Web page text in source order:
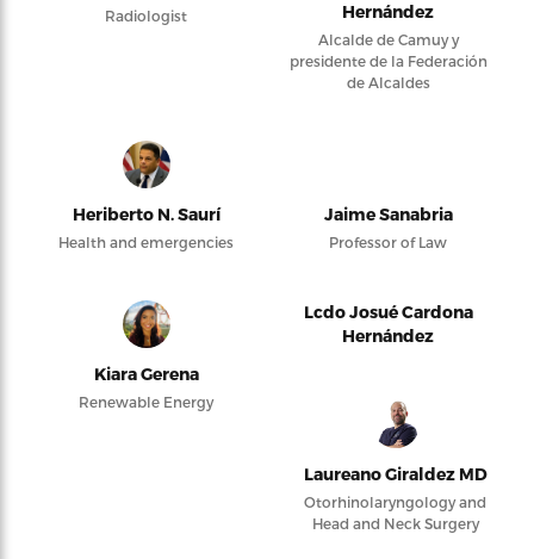
Radiologist
Hernández
Alcalde de Camuy y
presidente de la Federación
de Alcaldes
Heriberto N. Saurí
Health and emergencies
Jaime Sanabria
Professor of Law
Kiara Gerena
Renewable Energy
Lcdo Josué Cardona
Hernández
Laureano Giraldez MD
Otorhinolaryngology and
Head and Neck Surgery